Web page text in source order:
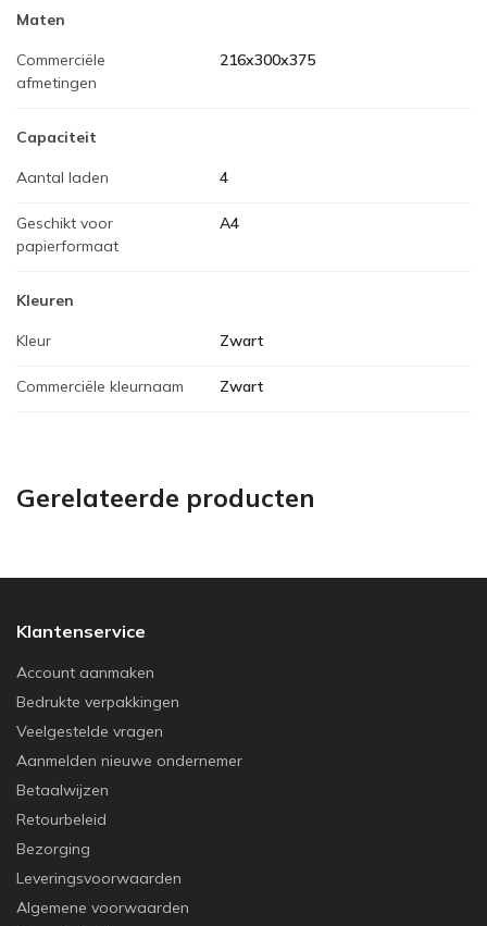
Maten
Commerciële
afmetingen
216x300x375
Capaciteit
Aantal laden 4
Geschikt voor
papierformaat
A4
Kleuren
Kleur Zwart
Commerciële kleurnaam Zwart
Gerelateerde producten
Klantenservice
Account aanmaken
Bedrukte verpakkingen
Veelgestelde vragen
Aanmelden nieuwe ondernemer
Betaalwijzen
Retourbeleid
Bezorging
Leveringsvoorwaarden
Algemene voorwaarden